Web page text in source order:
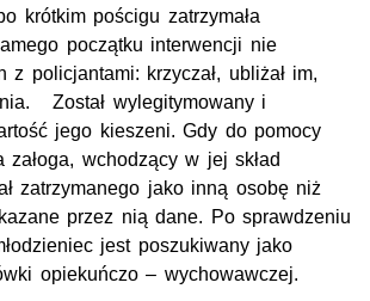
krótkim pościgu zatrzymała
początku interwencji nie
z policjantami: krzyczał, ubliżał im,
Został wylegitymowany i
jego kieszeni. Gdy do pomocy
załoga, wchodzący w jej skład
zatrzymanego jako inną osobę niż
przez nią dane. Po sprawdzeniu
jest poszukiwany jako
opiekuńczo – wychowawczej.